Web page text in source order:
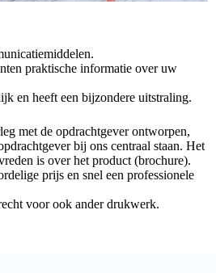
praktische informatie over uw
en heeft een bijzondere uitstraling.
met de opdrachtgever ontworpen,
bij ons centraal staan. Het
is over het product (brochure).
prijs en snel een professionele
voor ook ander drukwerk.